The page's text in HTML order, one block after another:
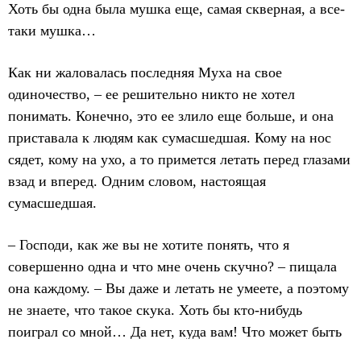
Хоть бы одна была мушка еще, самая скверная, а все-
таки мушка…
Как ни жаловалась последняя Муха на свое
одиночество, – ее решительно никто не хотел
понимать. Конечно, это ее злило еще больше, и она
приставала к людям как сумасшедшая. Кому на нос
сядет, кому на ухо, а то примется летать перед глазами
взад и вперед. Одним словом, настоящая
сумасшедшая.
– Господи, как же вы не хотите понять, что я
совершенно одна и что мне очень скучно? – пищала
она каждому. – Вы даже и летать не умеете, а поэтому
не знаете, что такое скука. Хоть бы кто-нибудь
поиграл со мной… Да нет, куда вам! Что может быть